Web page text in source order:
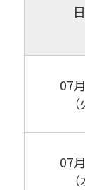
07
07